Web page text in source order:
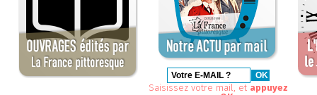
Saisissez votre mail, et appuyez